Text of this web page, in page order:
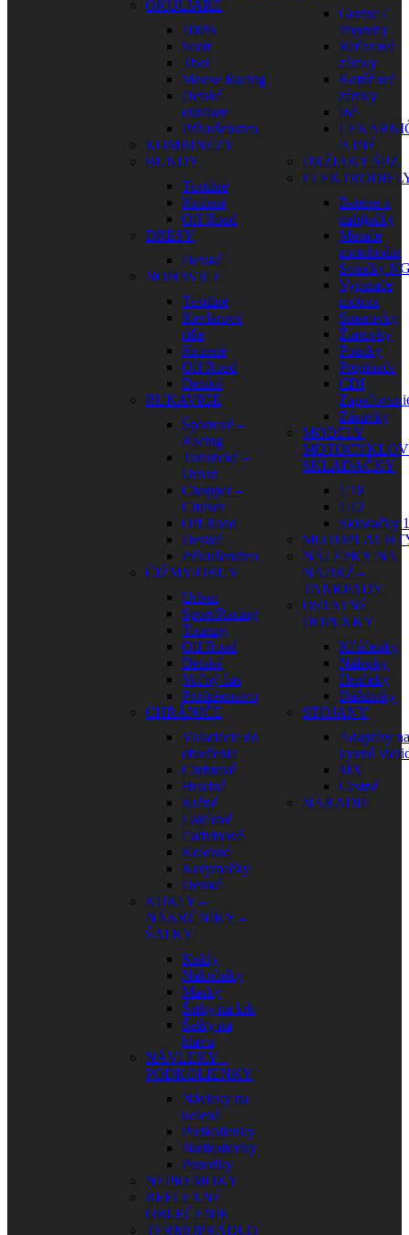
OKULIARE
100%
Scott
Thor
Moose Racing
Detské
okuliare
Príslušenstvo
KOMBINÉZY
BUNDY
Textilné
Kožené
Off Road
DRESY
Detské
NOHAVICE
Textilné
Kevlarové
rifle
Kožené
Off Road
Detské
RUKAVICE
Športové –
Racing
Turistické –
Urban
Chopper –
Cruiser
Off Road
Detské
Príslušenstvo
ČIŽMY/OBUV
Urban
Sport/Racing
Touring
Off Road
Detské
Voľný čas
Príslušenstvo
CHRÁNIČE
Vkladacie do
oblečenia
Chrbtové
Hrudné
Krčné
Lakťové
Ľadvinové
Kolenné
Korytnačky
Detské
KUKLY –
NÁKRČNÍKY –
ŠATKY
Kukly
Nákrčníky
Masky
Šatky na krk
Šatky na
hlavu
NÁVLEKY –
PODKOLIENKY
Návleky na
kolená
Podkolienky
Nadkolienky
Ponožky
NEPREMOKY
REFLEXNÉ
OBLEČENIE
TERMOPRÁDLO
Gurtne /
Popruhy
Reťazové
zámky
Kotúčové
zámky
Iné
A INÉ
DRŽIAKY ŠPZ
Batérie a
nabíjačky
Merače
motohodín
Sviečky
Vypínače
motora
Smerovky
Žiarovky
Poistky
Prepínače
CDI
Zásuvky
MODELY
SKLADAČKY
1:18
1:12
Skladačky
NÁLEPKY NA
NÁDRŽ –
TANKPADY
OSTATNÉ
DOPLNKY
Kľúčenky
Nálepky
Hrnčeky
Dáždniky
STOJANY
Adaptéry na
kyvnú
MX
Cestné
NÁRADIE